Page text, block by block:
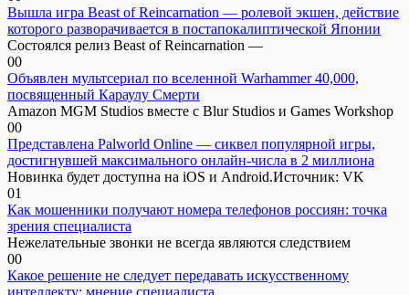
Вышла игра Beast of Reincarnation — ролевой экшен, действие
которого разворачивается в постапокалиптической Японии
Состоялся релиз Beast of Reincarnation —
00
Объявлен мультсериал по вселенной Warhammer 40,000,
посвященный Караулу Смерти
Amazon MGM Studios вместе с Blur Studios и Games Workshop
00
Представлена Palworld Online — сиквел популярной игры,
достигнувшей максимального онлайн-числа в 2 миллиона
Новинка будет доступна на iOS и Android.Источник: VK
01
Как мошенники получают номера телефонов россиян: точка
зрения специалиста
Нежелательные звонки не всегда являются следствием
00
Какое решение не следует передавать искусственному
интеллекту: мнение специалиста